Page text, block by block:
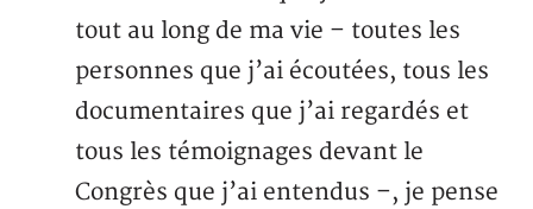
tout au long de ma vie – toutes les
personnes que j’ai écoutées, tous les
documentaires que j’ai regardés et
tous les témoignages devant le
Congrès que j’ai entendus –, je pense